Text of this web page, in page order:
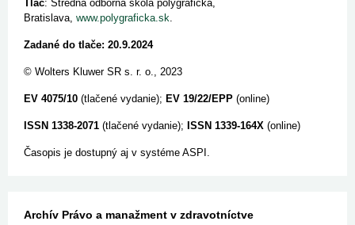
Tlač: Stredná odborná škola polygrafická,
Bratislava, www.polygraficka.sk.
Zadané do tlače: 20.9.2024
© Wolters Kluwer SR s. r. o., 2023
EV 4075/10 (tlačené vydanie); EV 19/22/EPP (online)
ISSN 1338-2071 (tlačené vydanie); ISSN 1339-164X (online)
Časopis je dostupný aj v systéme ASPI.
Archív Právo a manažment v zdravotníctve